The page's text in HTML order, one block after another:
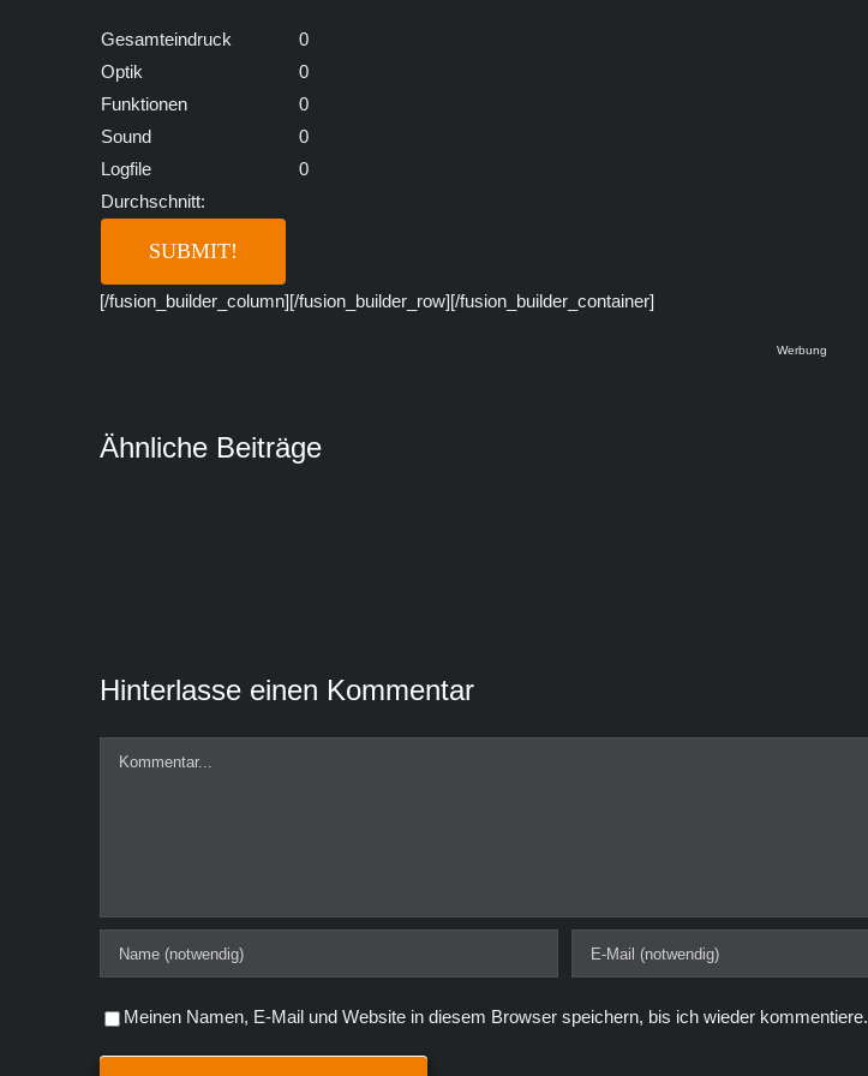
Gesamteindruck
0
Optik
0
Funktionen
0
Sound
0
Logfile
0
Durchschnitt:
[/fusion_builder_column][/fusion_builder_row][/fusion_builder_container]
Werbung
Ähnliche Beiträge
Hinterlasse einen Kommentar
Kommentar
Meinen Namen, E-Mail und Website in diesem Browser speichern, bis ich wieder kommentiere.